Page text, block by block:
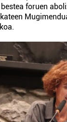
foruen